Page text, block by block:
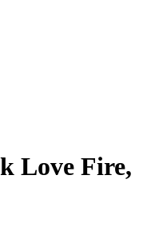
Love Fire,